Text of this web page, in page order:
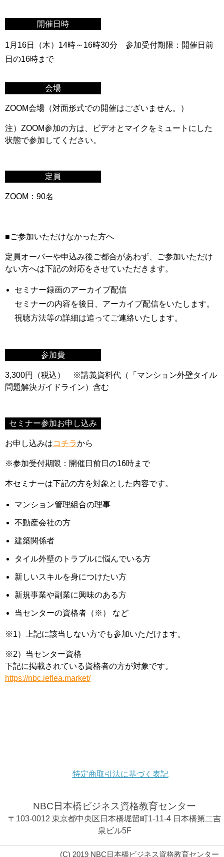
開催日時
1月16日（木）14時～16時30分 参加受付期限：開催日前
日の16時まで
会場
ZOOM会場（対面形式での開催はございません。）
注）ZOOM参加の方は、ビデオとマイクをミュートにした
状態で参加してください。
定員
ZOOM：90名
■ご参加いただけなかった方へ
定員オーバーや申込み後ご都合があわず、ご参加いただけ
ない方へは下記の対応をさせていただきます。
セミナー録画のアーカイブ配信
セミナーの内容を後日、アーカイブ配信をいたします。
視聴方法等の詳細は追ってご連絡いたします。
参加費
3,300円（税込） ※講義資料代（「マンション外壁タイル
問題解決ガイドライン）含む
セミナー参加お申し込み
お申し込みはコチラから
※​参加受付期限：開催日前日の16時まで
本セミナーは下記の方を対象とした内容です。
マンション管理組合の理事
不動産会社の方
建築関係者
タイル外壁のトラブルに悩んでいる方
新しいスキルを身につけたい方
新規事業や副業に興味のある方
当センターの資格者（※） など
※1）上記に該当しない方でも参加いただけます。
※2）当センター資格
下記に掲載されている資格者の方が対象です。
https://nbc.ieflea.market/
特定商取引法に基づく表記
NBC日本橋ビジネス資格教育センター
〒103-0012 東京都中央区日本橋堀留町1-11-4 日本橋第二吉
泉ビル5F
(C) 2019 NBC日本橋ビジネス資格教育センター